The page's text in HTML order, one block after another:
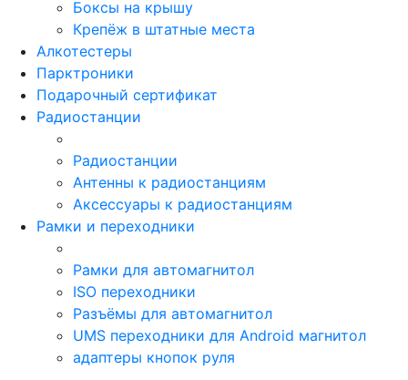
Боксы на крышу
Крепёж в штатные места
Алкотестеры
Парктроники
Подарочный сертификат
Радиостанции
Радиостанции
Антенны к радиостанциям
Аксессуары к радиостанциям
Рамки и переходники
Рамки для автомагнитол
ISO переходники
Разъёмы для автомагнитол
UMS переходники для Android магнитол
адаптеры кнопок руля